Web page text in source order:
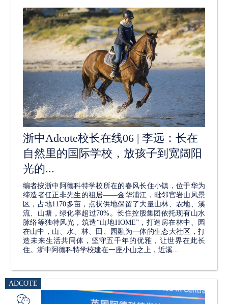
浙中Adcote校长在线06 | 李远：长在
自然里的国际学校，放孩子到宽阔阳
光的...
编者按浙中阿德科特学校所在的春风长住小镇，位于华为
缔造者任正非先生的祖居——金华浦江，毗邻官岩山风景
区，占地1170多亩，点状供地保留了大量山林、农地、溪
流、山塘，绿化率超过70%。长住控股集团依托现有山水
脉络等独特风光，筑造“山地HOME”，打造房在林中、园
在山中，山、水、林、田、园融为一体的生态大社区，打
造未来生活共同体，坚守五千年的优雅，让世界在此长
住。浙中阿德科特学校建在一座小山之上，近溪...
ADCOTE